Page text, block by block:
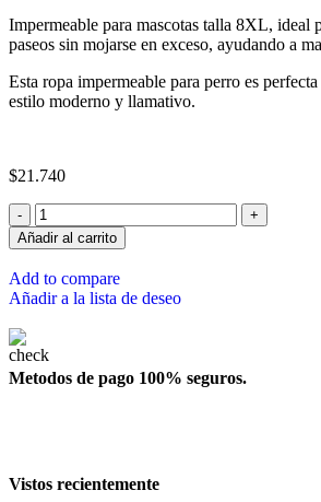
Impermeable para mascotas talla 8XL, ideal
paseos sin mojarse en exceso, ayudando a
Esta ropa impermeable para perro es
estilo moderno y llamativo.
$21.740
Añadir al carrito
Add to compare
Añadir a la lista de deseo
Metodos de pago 100% seguros.
Vistos recientemente